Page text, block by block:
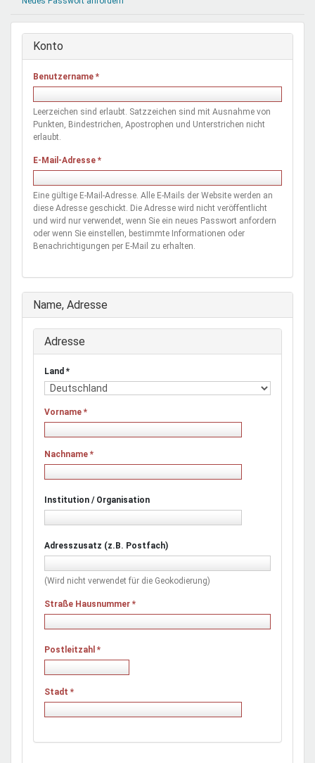
Schule & Beruf
Demokratie & Beteiligung
Konto
Benutzername *
Leerzeichen sind erlaubt. Satzzeichen sind mit Ausnahme von
Punkten, Bindestrichen, Apostrophen und Unterstrichen nicht
erlaubt.
E-Mail-Adresse *
Eine gültige E-Mail-Adresse. Alle E-Mails der Website werden an
diese Adresse geschickt. Die Adresse wird nicht veröffentlicht
und wird nur verwendet, wenn Sie ein neues Passwort anfordern
oder wenn Sie einstellen, bestimmte Informationen oder
Benachrichtigungen per E-Mail zu erhalten.
Ausblenden
Name, Adresse
Adresse
Land *
Vorname *
Nachname *
Institution / Organisation
Adresszusatz (z.B. Postfach)
(Wird nicht verwendet für die Geokodierung)
Straße Hausnummer *
Postleitzahl *
Stadt *